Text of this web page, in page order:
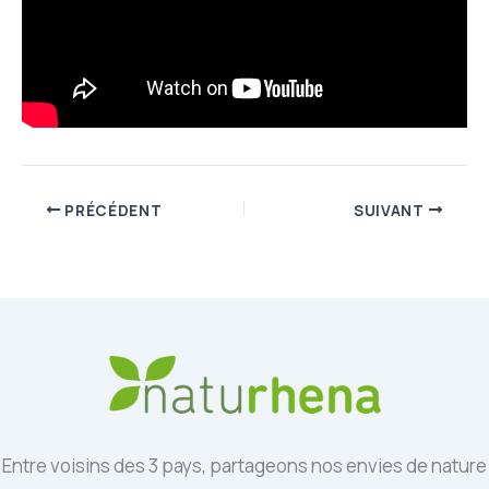
PRÉCÉDENT SUIVANT
Entre voisins des 3 pays, partageons nos envies de nature